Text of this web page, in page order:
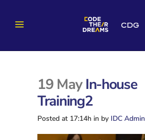
19 MayIn-house
Training2
Posted at 17:14h in by IDC Admin